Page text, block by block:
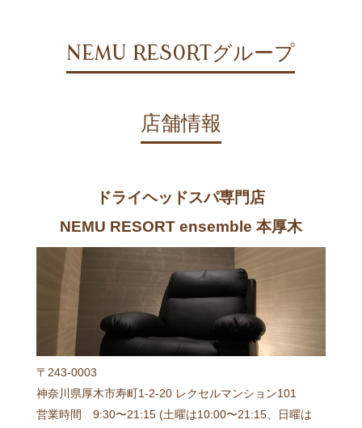
NEMU RESORTグループ
店舗情報
ドライヘッドスパ専門店
NEMU RESORT ensemble 本厚木
〒243-0003
神奈川県厚木市寿町1-2-20 レクセルマンション101
営業時間 9:30〜21:15 (土曜は10:00〜21:15、日曜は